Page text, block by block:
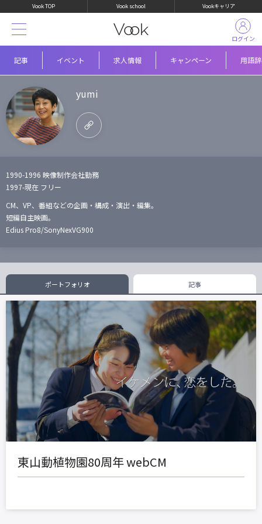
Vook TOP Vook school Vookキャリア
記事 イベント 求人情報 キャンペーン 用語
ログイン
yumi
1990-1996 映像制作会社勤務
1997-現在 フリー
CM、VP、番組などの企画・構成・演出・編集。
短編自主映画。
Edius Pro8/SonyNexVG900
記事
ポートフォリオ
東山動植物園80周年 webCM